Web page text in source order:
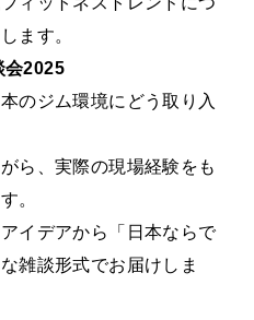
ます。
会2025
のジム環境にどう取り入
ら、実際の現場経験をも
。
イデアから「日本ならで
雑談形式でお届けしま